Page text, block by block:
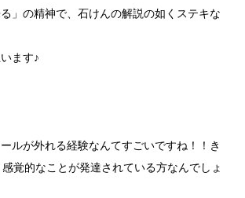
る」の精神で、石けんの解説の如くステキな
ます♪
ルが外れる経験なんてすごいですね！！き
覚的なことが発達されている方なんでしょ